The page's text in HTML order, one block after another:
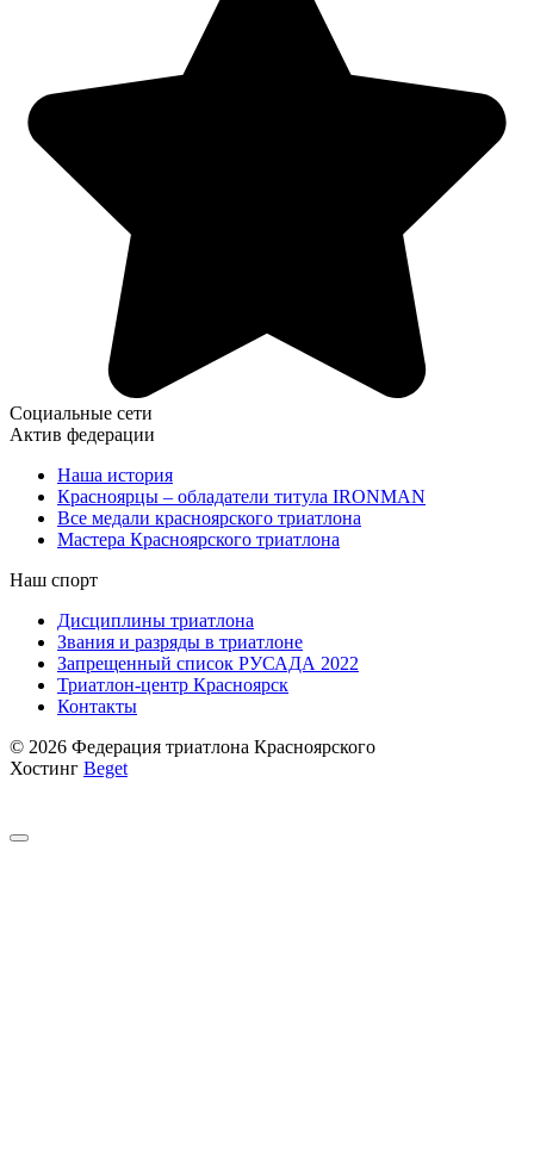
Социальные сети
Актив федерации
Наша история
Красноярцы – обладатели титула IRONMAN
Все медали красноярского триатлона
Мастера Красноярского триатлона
Наш спорт
Дисциплины триатлона
Звания и разряды в триатлоне
Запрещенный список РУСАДА 2022
Триатлон-центр Красноярск
Контакты
© 2026 Федерация триатлона Красноярского
Хостинг Beget